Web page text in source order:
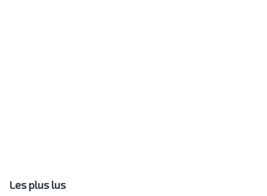
Les plus lus